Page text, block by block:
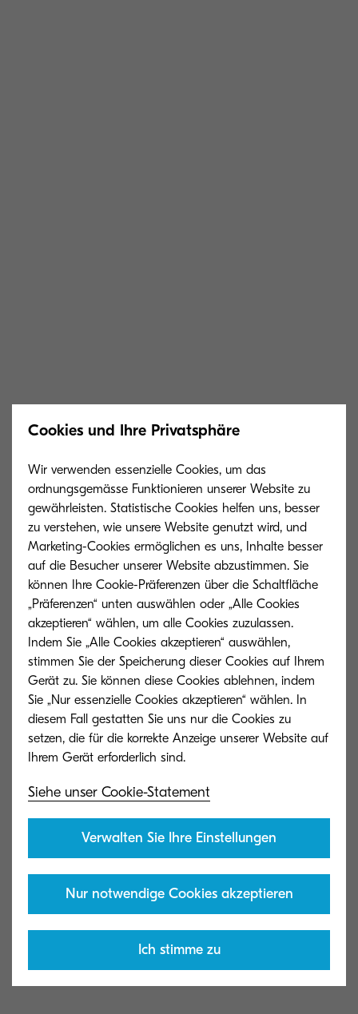
Cookies und Ihre Privatsphäre
Wir verwenden essenzielle Cookies, um das
ordnungsgemässe Funktionieren unserer Website zu
gewährleisten. Statistische Cookies helfen uns, besser
zu verstehen, wie unsere Website genutzt wird, und
Marketing-Cookies ermöglichen es uns, Inhalte besser
auf die Besucher unserer Website abzustimmen. Sie
können Ihre Cookie-Präferenzen über die Schaltfläche
„Präferenzen“ unten auswählen oder „Alle Cookies
akzeptieren“ wählen, um alle Cookies zuzulassen.
Indem Sie „Alle Cookies akzeptieren“ auswählen,
stimmen Sie der Speicherung dieser Cookies auf Ihrem
Gerät zu. Sie können diese Cookies ablehnen, indem
Sie „Nur essenzielle Cookies akzeptieren“ wählen. In
diesem Fall gestatten Sie uns nur die Cookies zu
setzen, die für die korrekte Anzeige unserer Website auf
Siehe unser Cookie-Statement
Verwalten Sie Ihre Einstellungen
Nur notwendige Cookies akzeptieren
Ich stimme zu